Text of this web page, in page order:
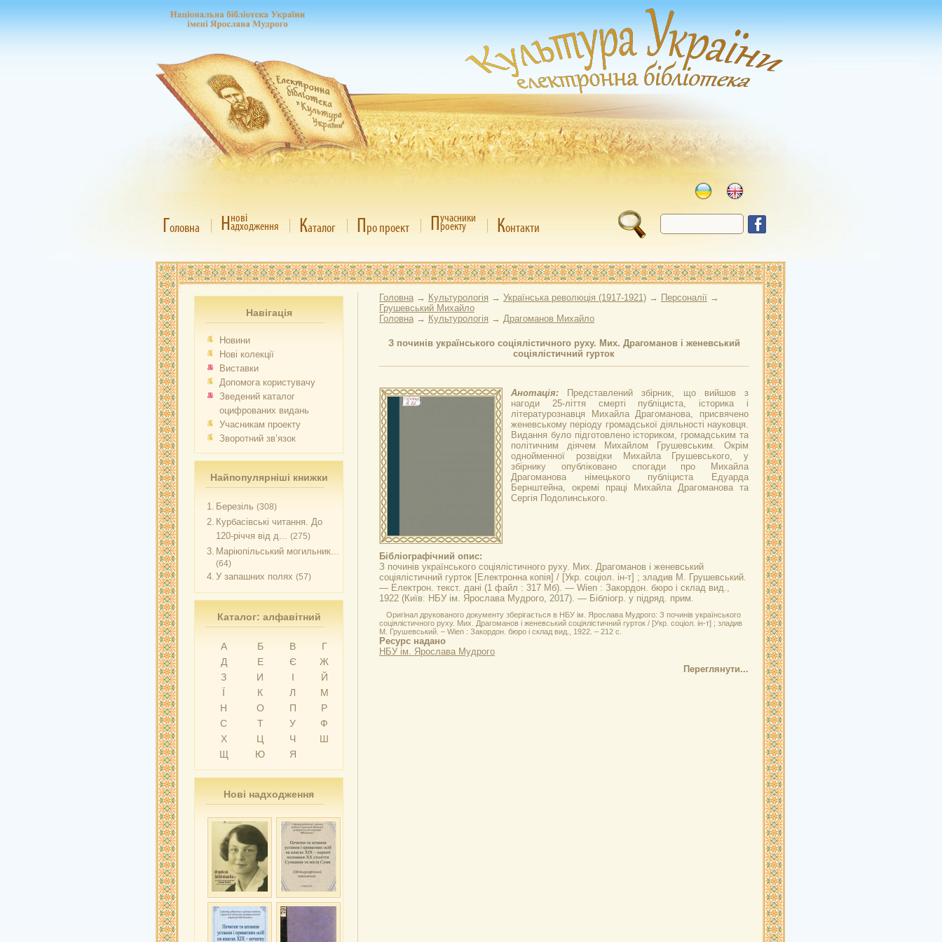
Головна Ннові
адходження Каталог Про проект Пучасники
роекту Контакти
Навігація
Новини
Нові колекції
Виставки
Допомога користувачу
Зведений каталог
оцифрованих видань
Учасникам проекту
Зворотний зв’язок
Найпопулярніші книжки
1. Березіль (308)
2. Курбасівські читання. До
120-річчя від д... (275)
3. Маріюпільський могильник...
(64)
4. У запашних полях (57)
Каталог: алфавітний
А Б В
Г
Д
Е Є
Ж
З
И І
Й
Ї
К Л
М
Н
О П
Р
С
Т У
Ф
Х
Ц Ч
Ш
Щ
Ю Я
Нові надходження
Головна → Культурологія → Українська революція (1917-1921) → Персоналії →
Грушевський Михайло
Головна → Культурологія → Драгоманов Михайло
З починів українського соціялістичного руху. Мих. Драгоманов і женевський
соціялістичний гурток
Анотація:
Представлений збірник, що вийшов з
нагоди 25-ліття смерті публіциста, історика і
літературознавця Михайла Драгоманова, присвячено
женевському періоду громадської діяльності науковця.
Видання було підготовлено істориком, громадським та
політичним діячем Михайлом Грушевським. Окрім
однойменної розвідки Михайла Грушевського, у
збірнику опубліковано спогади про Михайла
Драгоманова німецького публіциста Едуарда
Бернштейна, окремі праці Михайла Драгоманова та
Сергія Подолинського.
Бібліографічний опис:
З починів українського соціялістичного руху. Мих. Драгоманов і женевський
соціялістичний гурток [Електронна копія] / [Укр. соціол. ін-т] ; зладив М. Грушевський.
— Електрон. текст. дані (1 файл : 317 Мб). — Wien : Закордон. бюро і склад вид.,
1922 (Київ: НБУ ім. Ярослава Мудрого, 2017). — Бібліогр. у підряд. прим.
Оригінал друкованого документу зберігається в НБУ ім. Ярослава Мудрого: З починів українського
соціялістичного руху. Мих. Драгоманов і женевський соціялістичний гурток / [Укр. соціол. ін-т] ; зладив
М. Грушевський. – Wіеn : Закордон. бюро і склад вид., 1922. – 212 с.
Ресурс надано
НБУ ім. Ярослава Мудрого
Переглянути...